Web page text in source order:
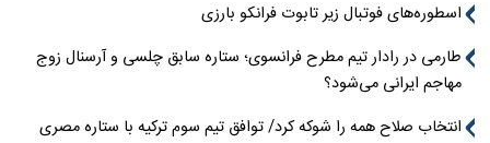
اسطوره‌های فوتبال زیر تابوت فرانکو بارزی
طارمی در رادار تیم مطرح فرانسوی؛ ستاره سابق چلسی و آرسنال زوج
مهاجم ایرانی می‌شود؟
انتخاب صلاح همه را شوکه کرد/ توافق تیم سوم ترکیه با ستاره مصری